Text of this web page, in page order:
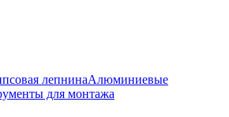
лепнинаАлюминиевые
для монтажа